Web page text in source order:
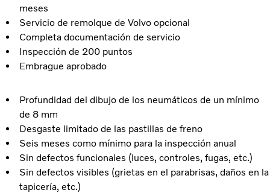
meses
Servicio de remolque de Volvo opcional
Completa documentación de servicio
Inspección de 200 puntos
Embrague aprobado
Profundidad del dibujo de los neumáticos de un mínimo
de 8 mm
Desgaste limitado de las pastillas de freno
Seis meses como mínimo para la inspección anual
Sin defectos funcionales (luces, controles, fugas, etc.)
Sin defectos visibles (grietas en el parabrisas, daños en la
tapicería, etc.)